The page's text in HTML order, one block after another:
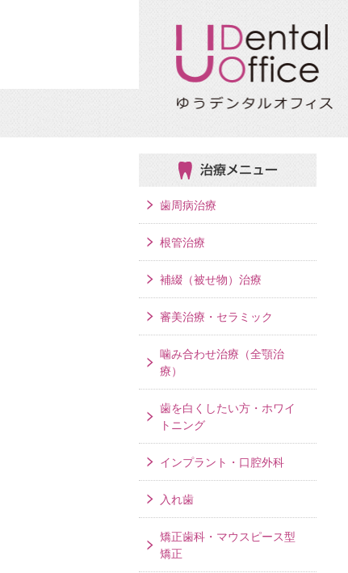
治療メニュー
歯周病治療
根管治療
補綴（被せ物）治療
審美治療・セラミック
噛み合わせ治療（全顎治
療）
歯を白くしたい方・ホワイ
トニング
インプラント・口腔外科
入れ歯
矯正歯科・マウスピース型
矯正